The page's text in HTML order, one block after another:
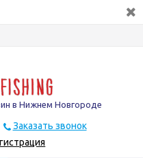
в Нижнем Новгороде
Заказать звонок